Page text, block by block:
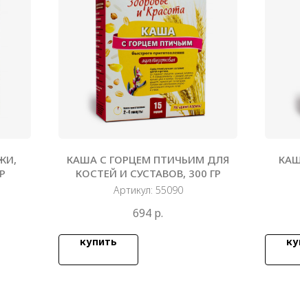
КАША С ГОРЦЕМ ПТИЧЬИМ ДЛЯ
КОСТЕЙ И СУСТАВОВ, 300 ГР
Артикул: 55090
694 р.
купить